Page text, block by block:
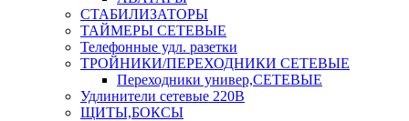
СТАБИЛИЗАТОРЫ
ТАЙМЕРЫ СЕТЕВЫЕ
Телефонные удл. разетки
ТРОЙНИКИ/ПЕРЕХОДНИКИ СЕТЕВЫЕ
Переходники универ,СЕТЕВЫЕ
Удлинители сетевые 220В
ЩИТЫ,БОКСЫ